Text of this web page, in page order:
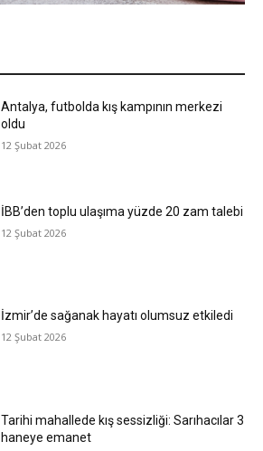
Antalya, futbolda kış kampının merkezi
oldu
12 Şubat 2026
İBB’den toplu ulaşıma yüzde 20 zam talebi
12 Şubat 2026
İzmir’de sağanak hayatı olumsuz etkiledi
12 Şubat 2026
Tarihi mahallede kış sessizliği: Sarıhacılar 3
haneye emanet